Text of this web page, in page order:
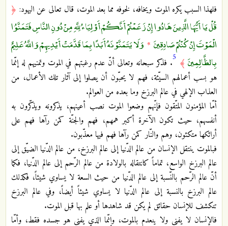
فلهذا السبب يكره الموت ويخافه، لخوفه مما بعد الموت، قال تعالى عن اليهود: ﴿
قُلْ يَا أَيُّهَا الَّذِينَ هَادُوا إِنْ زَعَمْتُمْ أَنَّكُمْ أَوْلِيَاءُ لِلَّهِ مِنْ دُونِ النَّاسِ فَتَمَنَّوُا
الْمَوْتَ إِنْ كُنْتُمْ صَادِقِينَ * وَلَا يَتَمَنَّوْنَهُ أَبَدًا بِمَا قَدَّمَتْ أَيْدِيهِمْ وَاللَّهُ عَلِيمٌ
بِالظَّالِمِينَ﴾ 5. فذكر سبحانه وتعالى أنّ عدم رغبتهم في الموت وتمنيهم له إنّما
هو بسب أعمالهم السيّئة، فهم لا يحبّون أن يصلوا إلى آثار تلك الأعمال، من
العذاب الإلهي في عالم البرزخ وما بعده من العوالم.
أمّا المؤمنون المتّقون فإنّهم وضعوا الموت نصب أعينهم، يذكرونه ويذكّرون به
أنفسهم، حيث تكون الآخرة أكبر همهم، فهم والجنّة كمن رآها فهم على
أرائكها متكئون، وهم والنّار كمن رآها فهم فيها معذّبون.
فبالموت ينتقل الإنسان من عالم الدّنيا إلى عالم البرزخ، من عالم الدّنيا الضيّق إلى
عالم البرزخ الواسع، تماماً كانتقاله بالولادة من عالم الرّحم إلى عالم الدّنيا، فكما
أنّ عالم الرّحم بالنّسبة إلى عالم الدّنيا من حيث السعة لا يساوي شيئاً، فكذلك
عالم البرزخ بالنسبة إلى عالم الدّنيا لا يساوي شيئاً أيضاً، وفي عالم البرزخ
تنكشف للإنسان حقائق لم يكن قد شاهدها أو علم بها قبل الموت.
فالإنسان لا يفنى ولا ينعدم بالموت، وإنّما الذي يفنى هو جسده فقط، وأمّا